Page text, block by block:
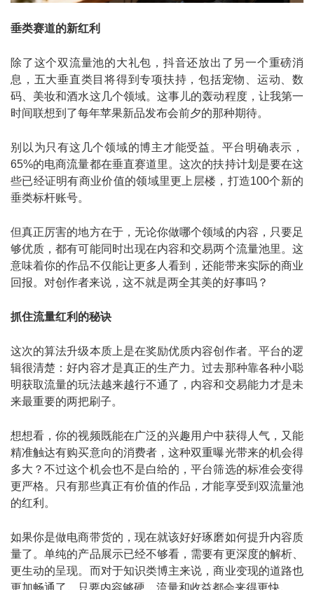
垂类赛道的新红利
除了这个双流量池的大礼包，抖音还放出了另一个重磅消
息，五大垂直类目将得到专项扶持，包括宠物、运动、数
码、美妆和酒水这几个领域。这事儿的轰动程度，让我第一
时间联想到了每年苹果新品发布会前夕的那种期待。
别以为只有这几个领域的博主才能受益。平台明确表示，
65%的电商流量都在垂直赛道里。这次的扶持计划是要在这
些已经证明有商业价值的领域里更上层楼，打造100个新的
垂类标杆账号。
但真正厉害的地方在于，无论你做哪个领域的内容，只要足
够优质，都有可能同时出现在内容和交易两个流量池里。这
意味着你的作品不仅能让更多人看到，还能带来实际的商业
回报。对创作者来说，这不就是两全其美的好事吗？
抓住流量红利的秘诀
这次的算法升级本质上是在奖励优质内容创作者。平台的逻
辑很清楚：好内容才是真正的生产力。过去那种靠各种小聪
明获取流量的玩法越来越行不通了，内容和交易能力才是未
来最重要的两把刷子。
想想看，你的视频既能在广泛的兴趣用户中获得人气，又能
精准触达有购买意向的消费者，这种双重曝光带来的机会得
多大？不过这个机会也不是白给的，平台筛选的标准会变得
更严格。只有那些真正有价值的作品，才能享受到双流量池
的红利。
如果你是做电商带货的，现在就该好好琢磨如何提升内容质
量了。单纯的产品展示已经不够看，需要有更深度的解析、
更生动的呈现。而对于知识类博主来说，商业变现的道路也
更加畅通了。只要内容够硬，流量和收益都会来得更快。